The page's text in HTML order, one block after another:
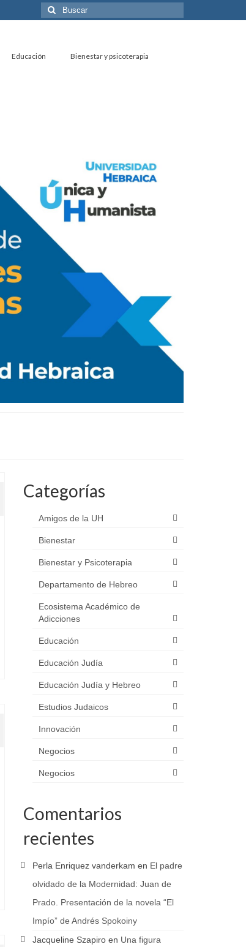
Buscar
por:
Educación Bienestar y psicoterapia
Categorías
Amigos de la UH
Bienestar
Bienestar y Psicoterapia
Departamento de Hebreo
Ecosistema Académico de
Adicciones
Educación
Educación Judía
Educación Judía y Hebreo
Estudios Judaicos
Innovación
Negocios
Negocios
Comentarios
recientes
Perla Enriquez vanderkam en El padre
olvidado de la Modernidad: Juan de
Prado. Presentación de la novela “El
Impío” de Andrés Spokoiny
Jacqueline Szapiroen Una figura